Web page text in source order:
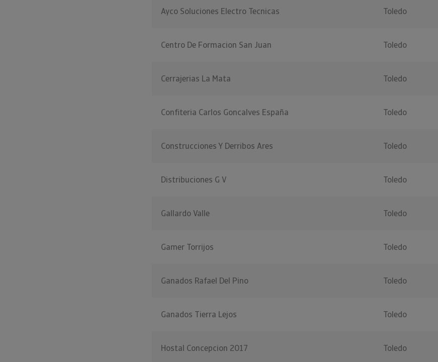
Ayco Soluciones Electro Tecnicas Toledo
Centro De Formacion San Juan Toledo
Cerrajerias La Mata Toledo
Confiteria Carlos Goncalves España Toledo
Construcciones Y Derribos Ares Toledo
Distribuciones G V Toledo
Gallardo Valle Toledo
Gamer Torrijos Toledo
Ganados Rafael Del Pino Toledo
Ganados Tierra Lejos Toledo
Hostal Concepcion 2017 Toledo